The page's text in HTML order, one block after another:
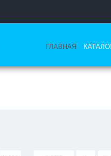
ГЛАВНАЯ